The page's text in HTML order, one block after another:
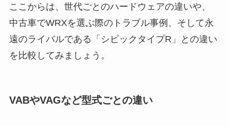
ここからは、世代ごとのハードウェアの違いや、
中古車でWRXを選ぶ際のトラブル事例、そして永
遠のライバルである「シビックタイプR」との違い
を比較してみましょう。
VABやVAGなど型式ごとの違い